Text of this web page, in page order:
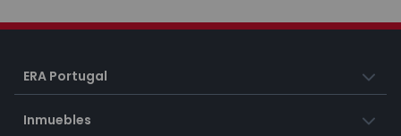
ERA Portugal
Inmuebles